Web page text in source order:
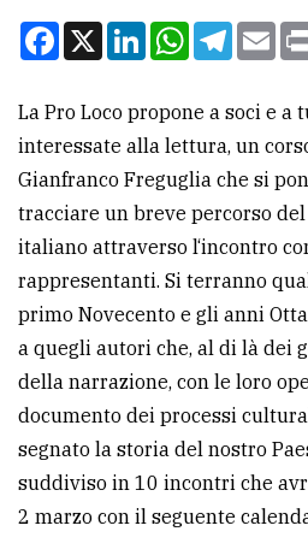
Per
la
pubblicità
CERCA
Cerca
per
comune
Ricerca
avanzata
LE
ALTRE
TESTATE
Facebook
X LinkedInWhatsApp
La Pro Loco propone a soci e a
interessate alla lettura, un
Gianfranco Freguglia che si
tracciare un breve percorso
italiano attraverso l‘incontro
rappresentanti. Si terranno
primo Novecento e gli anni
a quegli autori che, al di là dei
della narrazione, con le loro
documento dei processi
segnato la storia del nostro
suddiviso in 10 incontri che
2 marzo con il seguente